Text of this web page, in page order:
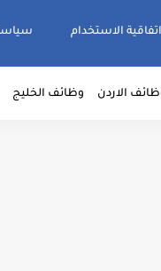
اتفاقية الاستخدام
الاردن وظائف الخليج